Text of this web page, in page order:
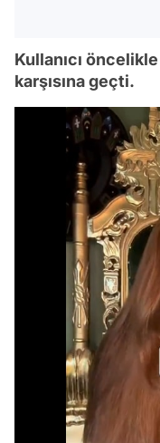
Kullanıcı
karşısına geçti.